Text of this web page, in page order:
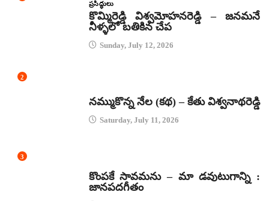
ప్రసిద్ధులు
కొమ్మిరెడ్డి విశ్వమోహనరెడ్డి – జనమనే
నీళ్ళలో బతికిన చేప
Sunday, July 12, 2026
2
నమ్ముకొన్న నేల (కథ) – కేతు విశ్వనాథరెడ్డి
Saturday, July 11, 2026
3
కొంపకే సావమను – మా డవుటుగాన్ని :
జానపదగీతం